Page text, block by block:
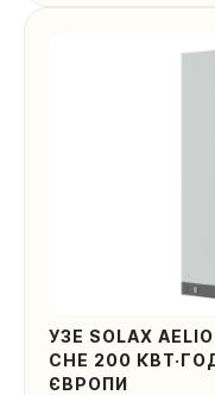
УЗЕ SOLAX
СНЕ 200
ЄВРОПИ